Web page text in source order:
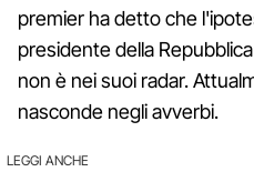
premier ha detto che
presidente della
non è nei suoi radar.
nasconde negli avverbi.
LEGGI ANCHE